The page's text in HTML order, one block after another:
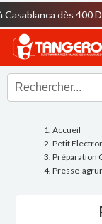
dès 400 DH
Accueil
Petit
Préparation
Presse-